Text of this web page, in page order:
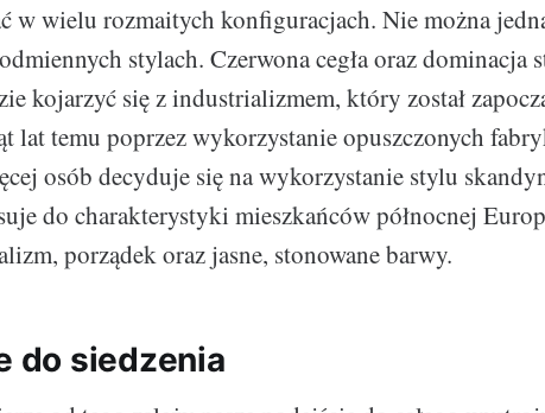
w wielu rozmaitych konfiguracjach. Nie można
stylach. Czerwona cegła oraz dominacja
kojarzyć się z industrializmem, który został
lat temu poprzez wykorzystanie opuszczonych
osób decyduje się na wykorzystanie stylu
do charakterystyki mieszkańców północnej
porządek oraz jasne, stonowane barwy.
do siedzenia